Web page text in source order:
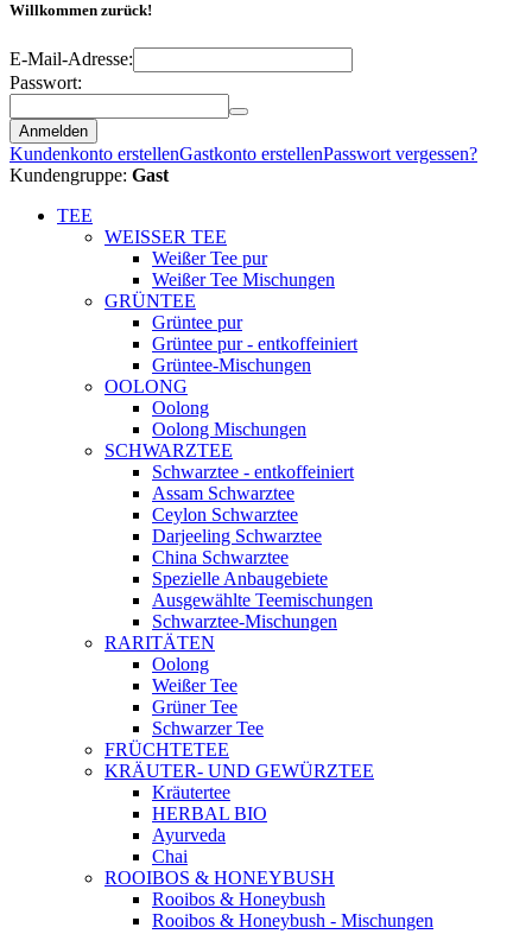
Willkommen zurück!
E-Mail-Adresse:
Passwort:
Anmelden
Kundenkonto erstellenGastkonto erstellenPasswort vergessen?
Kundengruppe: Gast
TEE
WEISSER TEE
Weißer Tee pur
Weißer Tee Mischungen
GRÜNTEE
Grüntee pur
Grüntee pur - entkoffeiniert
Grüntee-Mischungen
OOLONG
Oolong
Oolong Mischungen
SCHWARZTEE
Schwarztee - entkoffeiniert
Assam Schwarztee
Ceylon Schwarztee
Darjeeling Schwarztee
China Schwarztee
Spezielle Anbaugebiete
Ausgewählte Teemischungen
Schwarztee-Mischungen
RARITÄTEN
Oolong
Weißer Tee
Grüner Tee
Schwarzer Tee
FRÜCHTETEE
KRÄUTER- UND GEWÜRZTEE
Kräutertee
HERBAL BIO
Ayurveda
Chai
ROOIBOS & HONEYBUSH
Rooibos & Honeybush
Rooibos & Honeybush - Mischungen